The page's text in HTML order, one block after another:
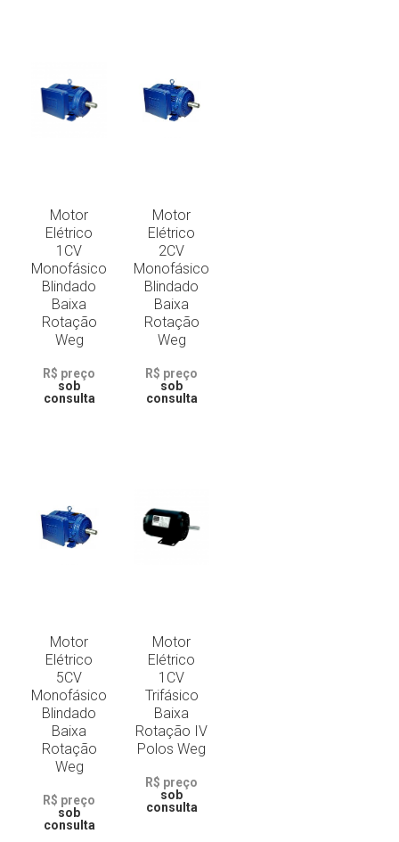
Motor
Elétrico
1CV
Monofásico
Blindado
Baixa
Rotação
Weg
R$ preço
sob
consulta
Motor
Elétrico
2CV
Monofásico
Blindado
Baixa
Rotação
Weg
R$ preço
sob
consulta
Motor
Elétrico
5CV
Monofásico
Blindado
Baixa
Rotação
Weg
R$ preço
sob
consulta
Motor
Elétrico
1CV
Trifásico
Baixa
Rotação IV
Polos Weg
R$ preço
sob
consulta